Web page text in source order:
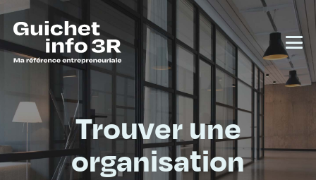
Trouver une
organisation